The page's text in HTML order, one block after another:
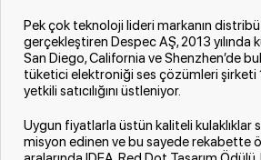
Pek çok teknoloji lideri markanın
gerçekleştiren Despec AŞ, 2013 yılında
San Diego, California ve Shenzhen’de
tüketici elektroniği ses çözümleri şirketi
yetkili satıcılığını üstleniyor.
Uygun fiyatlarla üstün kaliteli kulaklıklar
misyon edinen ve bu sayede rekabette